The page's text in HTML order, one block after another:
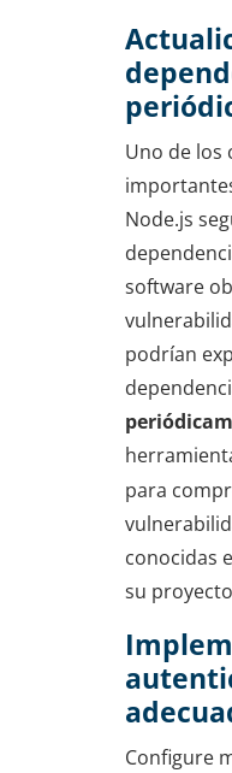
Uno de los
Node.js
software
podrían
para
conocidas
su
Configure